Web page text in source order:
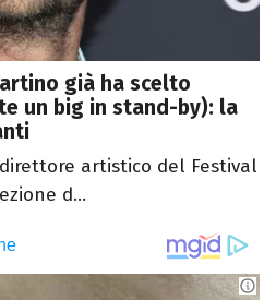
già ha scelto
un big in stand-by): la
artistico del Festival
d...